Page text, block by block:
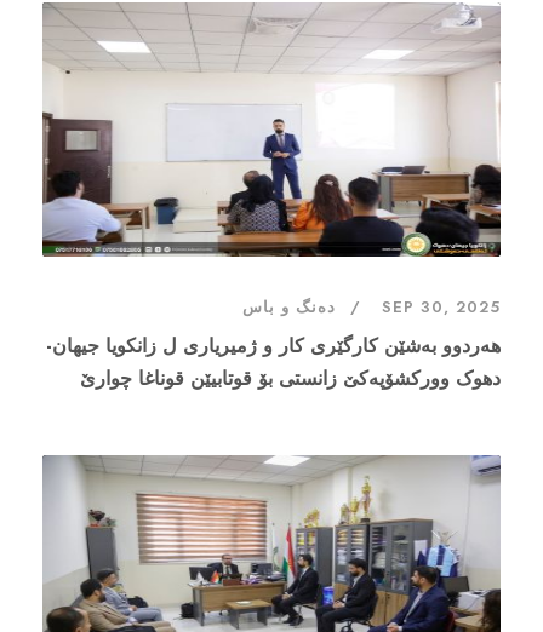
SEP 30, 2025 دەنگ و باس
‎هەردوو بەشێن کارگێری كار و ژميريارى ل زانکویا جیهان-
دهوک وورکشۆپەکێ زانستی بۆ قوتابیێن قوناغا چوارێ